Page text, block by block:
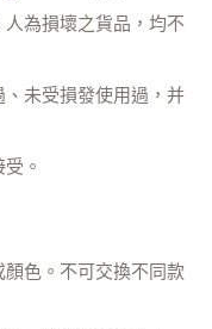
為損壞之貨品，均不
未受損發使用過，并
。
色。不可交換不同款